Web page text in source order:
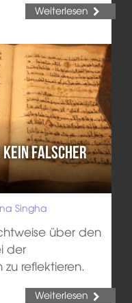
Weiterlesen
kein falscher
Singha
über den
der
reflektieren.
Weiterlesen